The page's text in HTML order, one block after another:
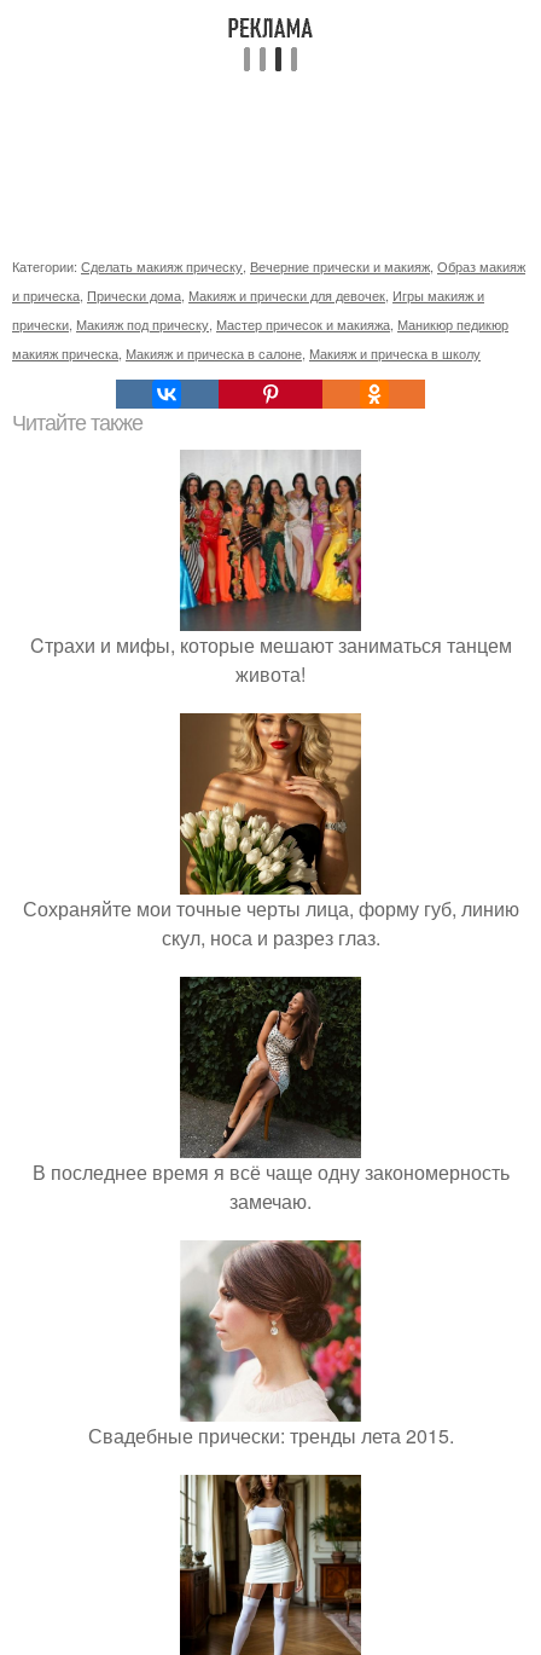
Категории: Сделать макияж прическу, Вечерние прически и макияж, Образ макияж
и прическа, Прически дома, Макияж и прически для девочек, Игры макияж и
прически, Макияж под прическу, Мастер причесок и макияжа, Маникюр педикюр
макияж прическа, Макияж и прическа в салоне, Макияж и прическа в школу
Читайте также
Cтрахи и мифы, которые мешают заниматься танцем
живота!
Сохраняйте мои точные черты лица, форму губ, линию
скул, носа и разрез глаз.
В последнее время я всё чаще одну закономерность
замечаю.
Свадебные прически: тренды лета 2015.